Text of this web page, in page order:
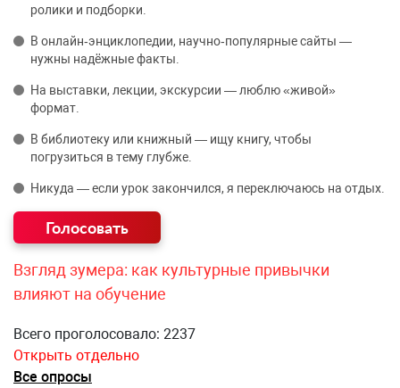
ролики и подборки.
В онлайн‑энциклопедии, научно‑популярные сайты —
нужны надёжные факты.
На выставки, лекции, экскурсии — люблю «живой»
формат.
В библиотеку или книжный — ищу книгу, чтобы
погрузиться в тему глубже.
Никуда — если урок закончился, я переключаюсь на отдых.
Взгляд зумера: как культурные привычки
влияют на обучение
Всего проголосовало: 2237
Открыть отдельно
Все опросы